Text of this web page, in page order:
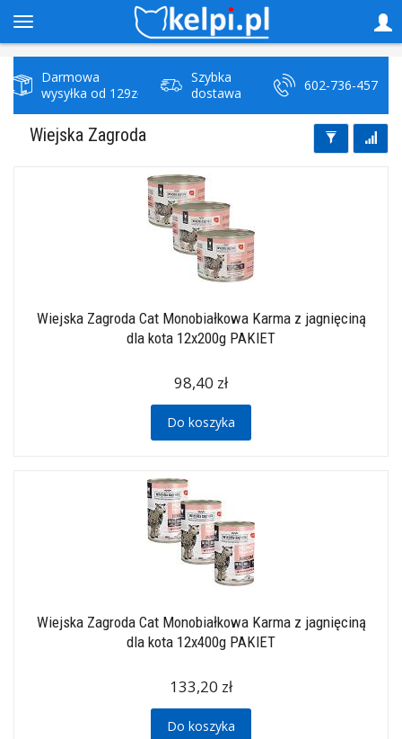
Darmowa
wysyłka od 129zł
Szybka
dostawa
602-736-457
Wiejska Zagroda
Wiejska Zagroda Cat Monobiałkowa Karma z jagnięciną
dla kota 12x200g PAKIET
98,40 zł
Do koszyka
Wiejska Zagroda Cat Monobiałkowa Karma z jagnięciną
dla kota 12x400g PAKIET
133,20 zł
Do koszyka